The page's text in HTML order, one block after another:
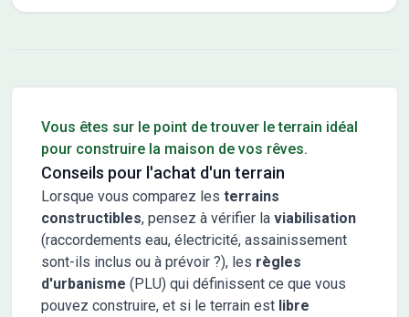
Vous êtes sur le point de trouver le terrain idéal
pour construire la maison de vos rêves.
Conseils pour l'achat d'un terrain
Lorsque vous comparez les terrains
constructibles, pensez à vérifier la viabilisation
(raccordements eau, électricité, assainissement
sont-ils inclus ou à prévoir ?), les règles
d'urbanisme (PLU) qui définissent ce que vous
pouvez construire, et si le terrain est libre